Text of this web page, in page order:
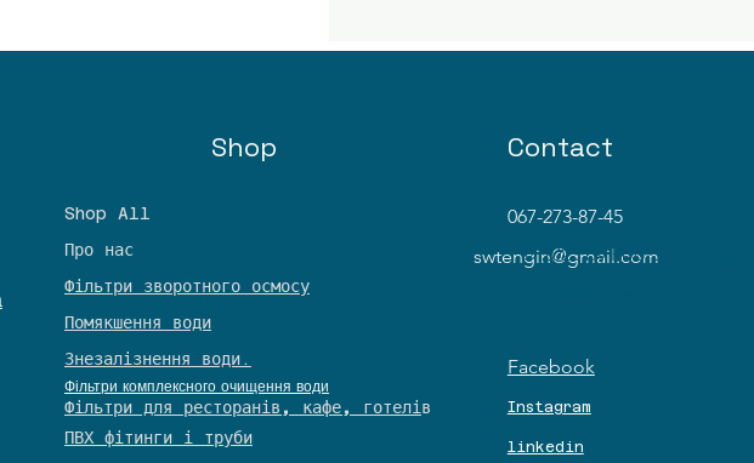
Shop
Shop All
Про нас
Фільтри зворотного осмосу
Помякшення води
Знезалізнення води.
Фільтри комплексного очищення води
​Фільтри для ресторанів, кафе, готелі в
​ПВХ фітинги і труби
Contact
067-273-87-45
swtengin@gmail.com
Facebook
Instagram
linkedin
© 2023 by PoolSide. Proudly